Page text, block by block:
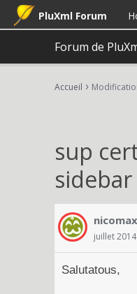
PluXml Forum
Forum de
Accueil ›
sup
sidebar
nicomax
juillet 2014
Salutatous,